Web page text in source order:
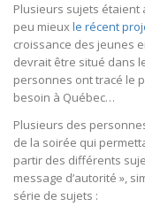
Plusieurs sujets étaient
peu mieuxle récent
croissance des jeunes
devrait être situé dans
personnes ont tracé le
besoin à Québec…
Plusieurs des
de la soirée qui
partir des différents
message d’autorité »,
série de sujets :